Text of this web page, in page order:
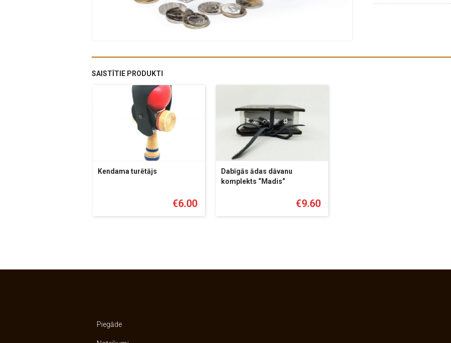
SAISTĪTIE PRODUKTI
Kendama turētājs
€6.00
Dabīgās ādas dāvanu
komplekts “Madis”
€9.60
Piegāde